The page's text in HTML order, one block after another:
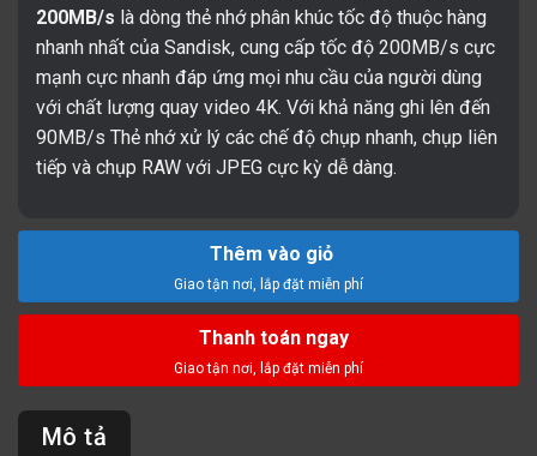
200MB/s là dòng thẻ nhớ phân khúc tốc độ thuộc hàng
nhanh nhất của Sandisk, cung cấp tốc độ 200MB/s cực
mạnh cực nhanh đáp ứng mọi nhu cầu của người dùng
với chất lượng quay video 4K. Với khả năng ghi lên đến
90MB/s Thẻ nhớ xử lý các chế độ chụp nhanh, chụp liên
tiếp và chụp RAW với JPEG cực kỳ dễ dàng.
Thêm vào giỏ
Thanh toán ngay
Mô tả